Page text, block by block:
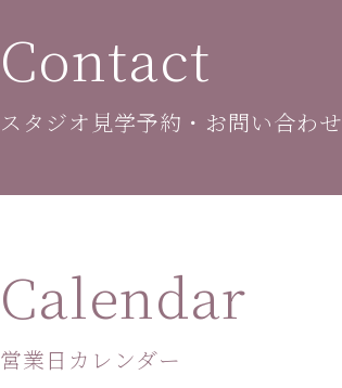
Contact
スタジオ見学予約・お問い合わせ
Calendar
営業日カレンダー